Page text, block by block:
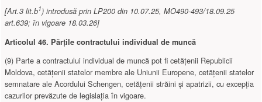
[Art.3 lit.b1) introdusă prin LP200 din 10.07.25, MO490-493/18.09.25
art.639; în vigoare 18.03.26]
Articolul 46. Părţile contractului individual de muncă
(9) Parte a contractului individual de muncă pot fi cetăţenii Republicii
Moldova,cetățenii statelor membre ale Uniunii Europene, cetățenii statelor
semnatare ale Acordului Schengen,cetăţenii străini şi apatrizii, cu excepţia
cazurilor prevăzute de legislaţia în vigoare.